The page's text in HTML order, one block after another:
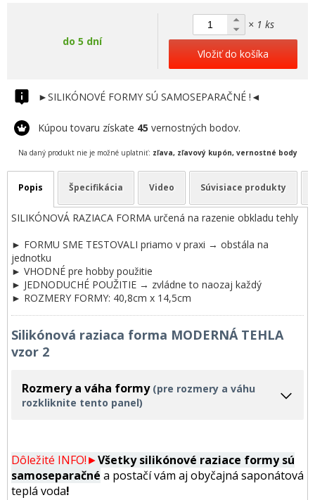
do 5 dní
× 1 ks
Vložiť do košíka
►SILIKÓNOVÉ FORMY SÚ SAMOSEPARAČNÉ !◄
Kúpou tovaru získate 45 vernostných bodov.
Na daný produkt nie je možné uplatniť: zľava, zľavový kupón, vernostné body
Popis Špecifikácia Video Súvisiace produkty
SILIKÓNOVÁ RAZIACA FORMA určená na razenie obkladu tehly
► FORMU SME TESTOVALI priamo v praxi → obstála na
jednotku
► VHODNÉ pre hobby použitie
► JEDNODUCHÉ POUŽITIE → zvládne to naozaj každý
► ROZMERY FORMY: 40,8cm x 14,5cm
Silikónová raziaca forma MODERNÁ TEHLA
vzor 2
Rozmery a váha formy (pre rozmery a váhu
rozkliknite tento panel)
Dôležité INFO!►Všetky silikónové raziace formy sú
samoseparačné a postačí vám aj obyčajná saponátová
teplá voda!